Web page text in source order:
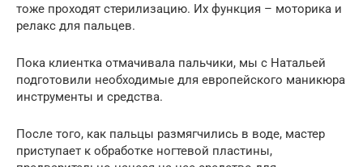
тоже проходят стерилизацию. Их функция – моторика и
релакс для пальцев.
Пока клиентка отмачивала пальчики, мы с Натальей
подготовили необходимые для европейского маникюра
инструменты и средства.
После того, как пальцы размягчились в воде, мастер
приступает к обработке ногтевой пластины,